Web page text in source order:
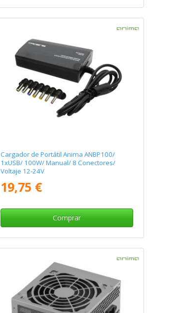
Cargador de Portátil Anima ANBP100/
1xUSB/ 100W/ Manual/ 8 Conectores/
Voltaje 12-24V
19,75 €
Comprar